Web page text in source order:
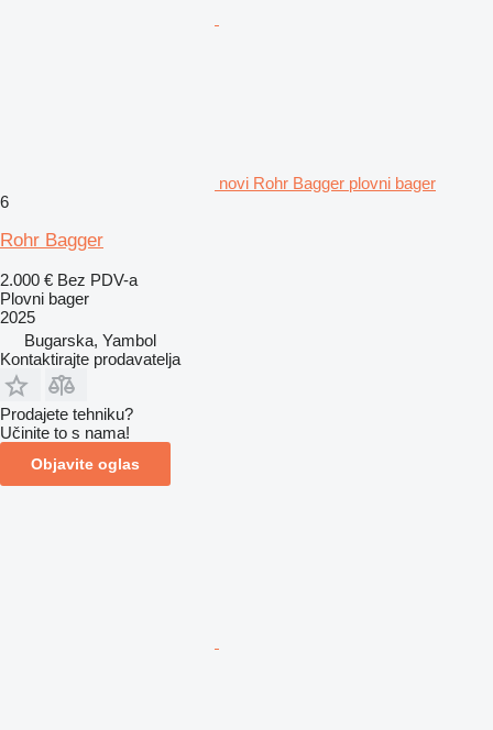
novi Rohr Bagger plovni bager
6
Rohr Bagger
2.000 € Bez PDV-a
Plovni bager
2025
Bugarska, Yambol
Kontaktirajte prodavatelja
Prodajete tehniku?
Učinite to s nama!
Objavite oglas